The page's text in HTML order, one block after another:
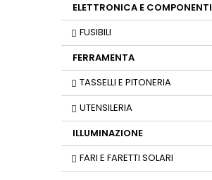
ELETTRONICA E COMPONENTI
FUSIBILI
FERRAMENTA
TASSELLI E PITONERIA
UTENSILERIA
ILLUMINAZIONE
FARI E FARETTI SOLARI